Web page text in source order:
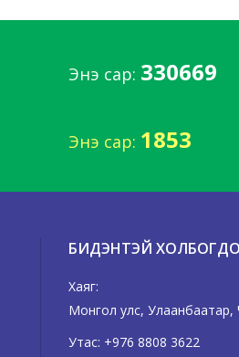
Энэ сар: 330669
Энэ сар: 1853
БИДЭНТЭЙ
Хаяг:
Монгол улс, Улаанбаатар,
Утас: +976 8808 3622